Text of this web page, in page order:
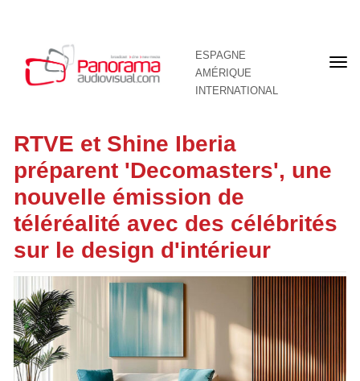
ESPAGNE
AMÉRIQUE
INTERNATIONAL
RTVE et Shine Iberia
préparent 'Decomasters', une
nouvelle émission de
téléréalité avec des célébrités
sur le design d'intérieur